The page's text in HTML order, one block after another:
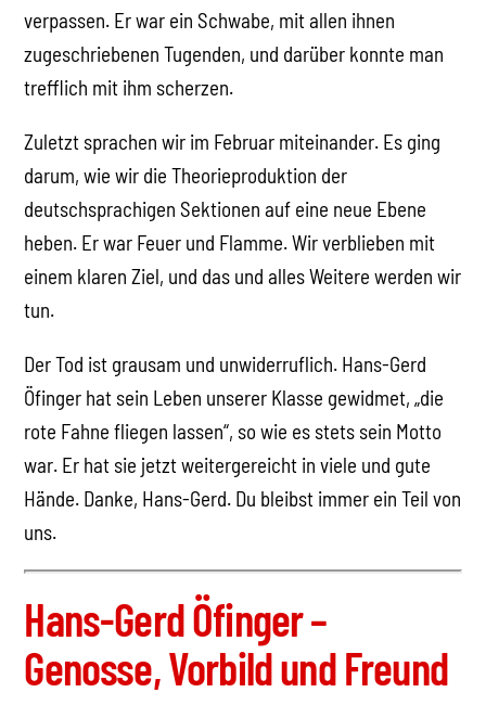
verpassen. Er war ein Schwabe, mit allen ihnen
zugeschriebenen Tugenden, und darüber konnte man
trefflich mit ihm scherzen.
Zuletzt sprachen wir im Februar miteinander. Es ging
darum, wie wir die Theorieproduktion der
deutschsprachigen Sektionen auf eine neue Ebene
heben. Er war Feuer und Flamme. Wir verblieben mit
einem klaren Ziel, und das und alles Weitere werden wir
tun.
Der Tod ist grausam und unwiderruflich. Hans-Gerd
Öfinger hat sein Leben unserer Klasse gewidmet, „die
rote Fahne fliegen lassen“, so wie es stets sein Motto
war. Er hat sie jetzt weitergereicht in viele und gute
Hände. Danke, Hans-Gerd. Du bleibst immer ein Teil von
uns.
Hans-Gerd Öfinger –
Genosse, Vorbild und Freund